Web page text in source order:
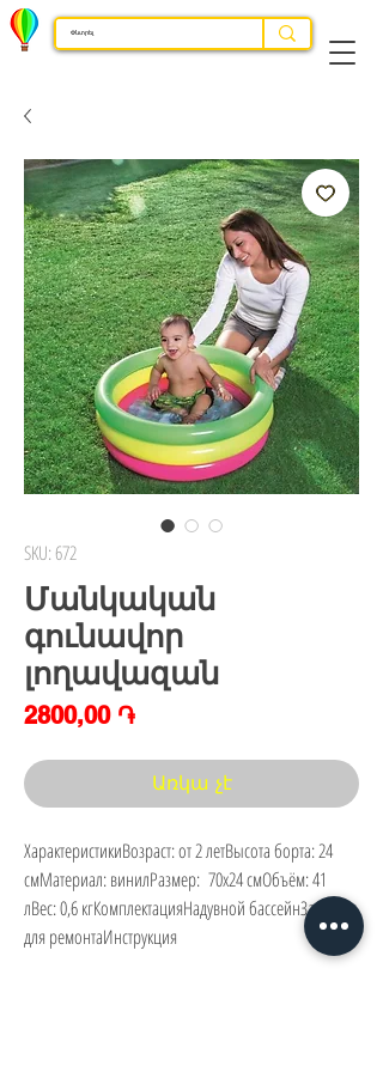
SKU: 672
Մանկական
գունավոր
լողավազան
2800,00 ֏Price
Առկա չէ
ХарактеристикиВозраст: от 2 летВысота борта: 24
смМатериал: винилРазмер:  70х24 смОбъём: 41
лВес: 0,6 кгКомплектацияНадувной бассейнЗаплатка
для ремонтаИнструкция